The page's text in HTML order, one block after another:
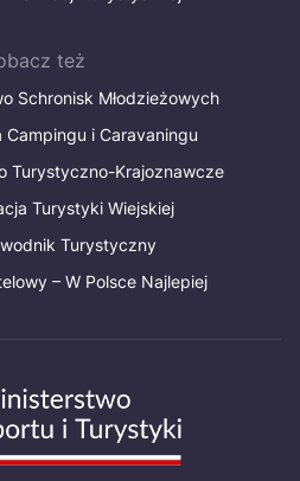
też
Schronisk Młodzieżowych
Campingu i Caravaningu
Turystyczno-Krajoznawcze
Turystyki Wiejskiej
Turystyczny
– W Polsce Najlepiej